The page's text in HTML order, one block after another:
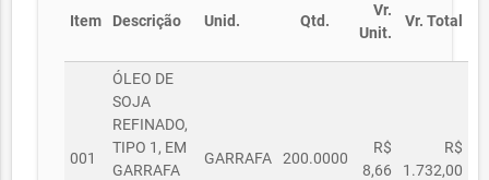
Item Descrição Unid. Qtd.
Vr.
Unit.
Vr. Total
001
ÓLEO DE
SOJA
REFINADO,
TIPO 1, EM
GARRAFA
GARRAFA 200.0000
R$
8,66
R$
1.732,00